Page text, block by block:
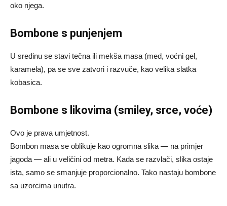
oko njega.
Bombone s punjenjem
U sredinu se stavi tečna ili mekša masa (med, voćni gel,
karamela), pa se sve zatvori i razvuče, kao velika slatka
kobasica.
Bombone s likovima (smiley, srce, voće)
Ovo je prava umjetnost.
Bombon masa se oblikuje kao ogromna slika — na primjer
jagoda — ali u veličini od metra. Kada se razvlači, slika ostaje
ista, samo se smanjuje proporcionalno. Tako nastaju bombone
sa uzorcima unutra.